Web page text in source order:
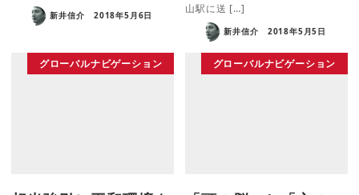
新井信介 2018年5月6日
山駅に送 […]
新井信介 2018年5月5日
グローバルナビゲーション グローバルナビゲーション